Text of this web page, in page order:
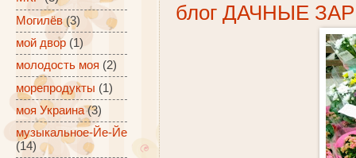
блог ДАЧНЫЕ
Могилёв (3)
мой двор (1)
молодость моя (2)
морепродукты (1)
моя Украина (3)
музыкальное-Йе-Йе
(14)